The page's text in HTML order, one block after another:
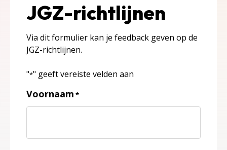
JGZ-richtlijnen
Via dit formulier kan je feedback geven op de
JGZ-richtlijnen.
"*" geeft vereiste velden aan
Voornaam *